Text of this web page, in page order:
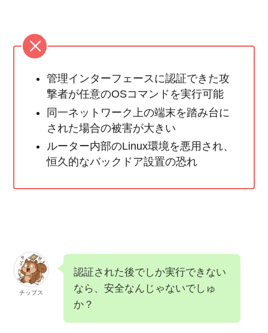
管理インターフェースに認証できた攻
撃者が任意のOSコマンドを実行可能
同一ネットワーク上の端末を踏み台に
された場合の被害が大きい
ルーター内部のLinux環境を悪用され、
恒久的なバックドア設置の恐れ
チップス
認証された後でしか実行できない
なら、安全なんじゃないでしゅ
か？